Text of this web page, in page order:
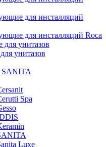
для инсталляций
для инсталляций Roca
унитазов
унитазов
SANITA
Spa
Luxe